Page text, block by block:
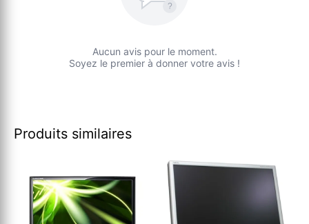
?
Aucun avis pour le moment.
Soyez le premier à donner votre avis !
Produits similaires